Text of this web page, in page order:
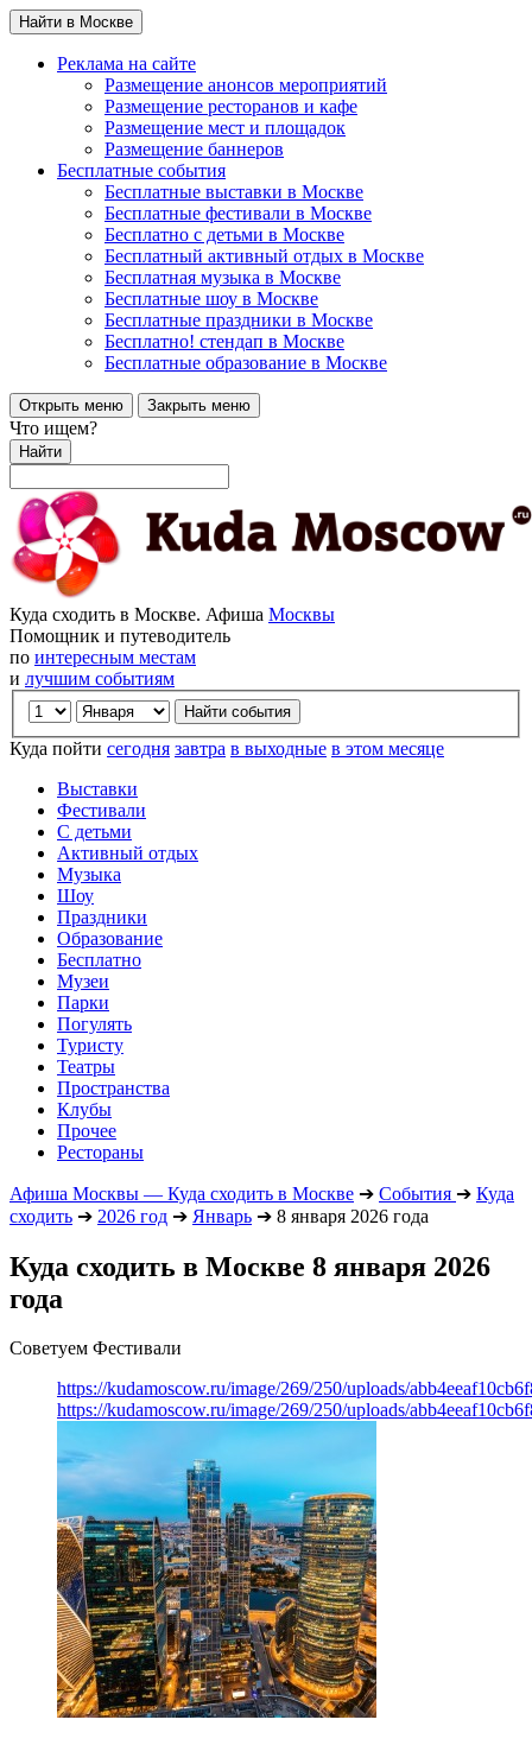
Найти в Москве
Реклама на сайте
Размещение анонсов мероприятий
Размещение ресторанов и кафе
Размещение мест и площадок
Размещение баннеров
Бесплатные события
Бесплатные выставки в Москве
Бесплатные фестивали в Москве
Бесплатно с детьми в Москве
Бесплатный активный отдых в Москве
Бесплатная музыка в Москве
Бесплатные шоу в Москве
Бесплатные праздники в Москве
Бесплатно! стендап в Москве
Бесплатные образование в Москве
Открыть меню Закрыть меню
Что ищем?
Найти
Куда сходить в Москве. Афиша Москвы
Помощник и путеводитель
по интересным местам
и лучшим событиям
Куда пойти сегодня завтра в выходные в этом месяце
Выставки
Фестивали
С детьми
Активный отдых
Музыка
Шоу
Праздники
Образование
Бесплатно
Музеи
Парки
Погулять
Туристу
Театры
Пространства
Клубы
Прочее
Рестораны
Афиша Москвы — Куда сходить в Москве ➔ События ➔ Куда
сходить ➔ 2026 год ➔ Январь ➔ 8 января 2026 года
Куда сходить в Москве 8 января 2026
года
Советуем Фестивали
https://kudamoscow.ru/image/269/250/uploads/
https://kudamoscow.ru/image/269/250/uploads/